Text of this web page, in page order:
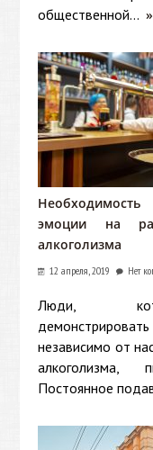
общественной... »
эмоции на
алкоголизма
12 апреля, 2019 Нет
Люди,
независимо от
алкоголизма,
Постоянное